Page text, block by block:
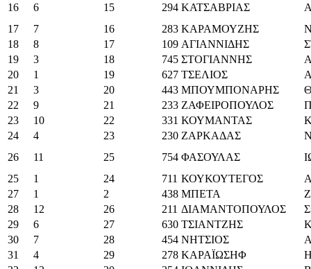
16 6 15 294 ΚΑΤΣΑΒΡΙΑΣ
17
7 16 283 ΚΑΡΑΜΟΥΖΗΣ
18
8 17 109 ΑΓΙΑΝΝΙΔΗΣ
19
3 18 745 ΣΤΟΓΙΑΝΝΗΣ
20
1 19 627 ΤΣΕΛΙΟΣ
21
3 20 443 ΜΠΟΥΜΠΟΝΑΡΗΣ
22
9 21 233 ΖΑΦΕΙΡΟΠΟΥΛΟΣ
23
10 22 331 ΚΟΥΜΑΝΤΑΣ
24
4 23 230 ΖΑΡΚΑΔΑΣ
26
11 25 754 ΦΑΣΟΥΛΑΣ
25
1 24 711 ΚΟΥΚΟΥΤΕΓΟΣ
27
1 2 438 ΜΠΕΤΑ
28
12 26 211 ΔΙΑΜΑΝΤΟΠΟΥΛΟΣ
29
6 27 630 ΤΣΙΑΝΤΖΗΣ
30
7 28 454 ΝΗΤΣΙΟΣ
31
4 29 278 ΚΑΡΑΪΩΣΗΦ